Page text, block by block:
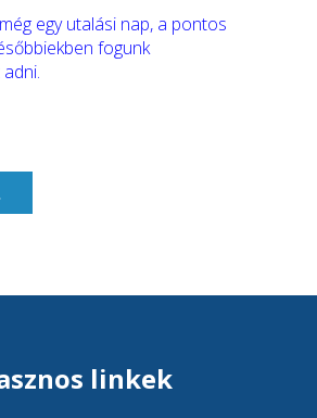
egy utalási nap, a pontos
fogunk
linkek